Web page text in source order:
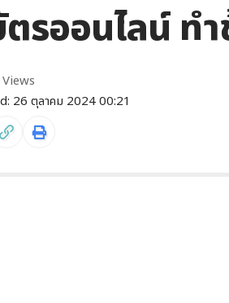
รออนไลน์ ท
26 ตุลาคม 2024 00:21